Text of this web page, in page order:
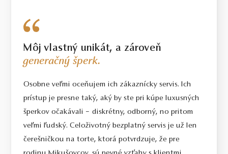
Môj vlastný unikát, a zároveň
generačný šperk.
Osobne veľmi oceňujem ich zákaznícky servis. Ich
prístup je presne taký, aký by ste pri kúpe luxusných
šperkov očakávali – diskrétny, odborný, no pritom
veľmi ľudský. Celoživotný bezplatný servis je už len
čerešničkou na torte, ktorá potvrdzuje, že pre